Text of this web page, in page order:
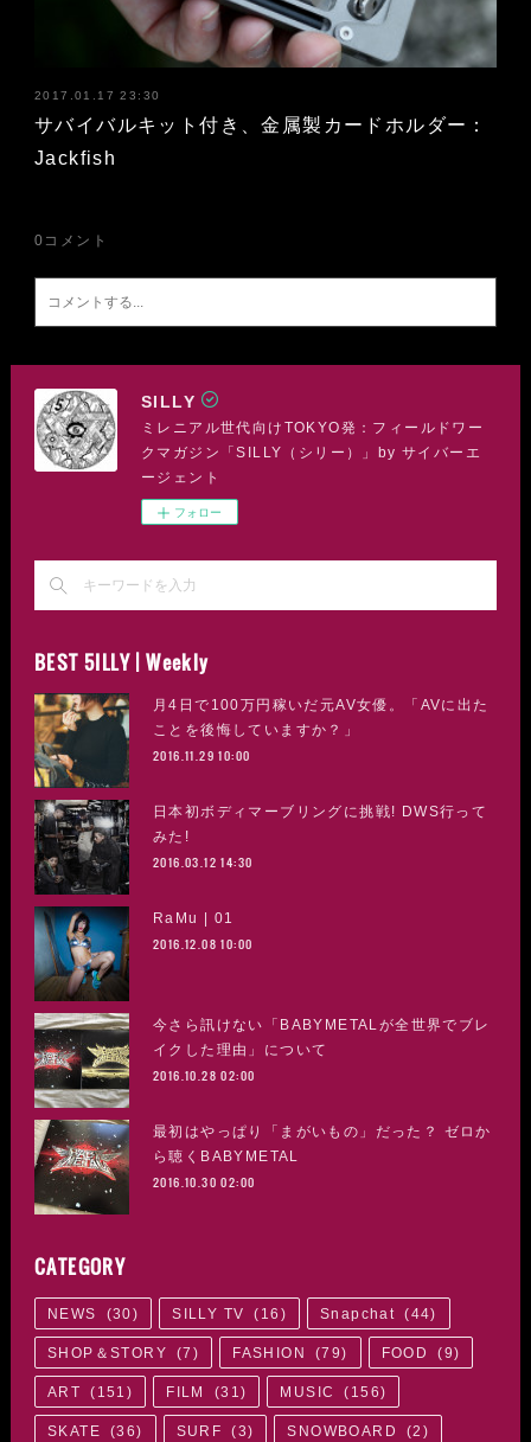
2017.01.17 23:30
サバイバルキット付き、金属製カードホルダー：
Jackfish
0 コメント
SILLY
ミレニアル世代向けTOKYO発：フィールドワー
クマガジン「SILLY（シリー）」by サイバーエ
ージェント
フォロー
BEST 5ILLY | Weekly
月4日で100万円稼いだ元AV女優。「AVに出た
ことを後悔していますか？」
2016.11.29 10:00
日本初ボディマーブリングに挑戦! DWS行って
みた!
2016.03.12 14:30
RaMu | 01
2016.12.08 10:00
今さら訊けない「BABYMETALが全世界でブレ
イクした理由」について
2016.10.28 02:00
最初はやっぱり「まがいもの」だった？ ゼロか
ら聴くBABYMETAL
2016.10.30 02:00
CATEGORY
NEWS (30) SILLY TV ( 16 ) Snapchat (44)
SHOP＆STORY (7 ) FASHION (79) FOOD (9)
ART ( 151 ) FILM (31) MUSIC ( 156)
SKATE (36) SURF (3) SNOWBOARD (2 )